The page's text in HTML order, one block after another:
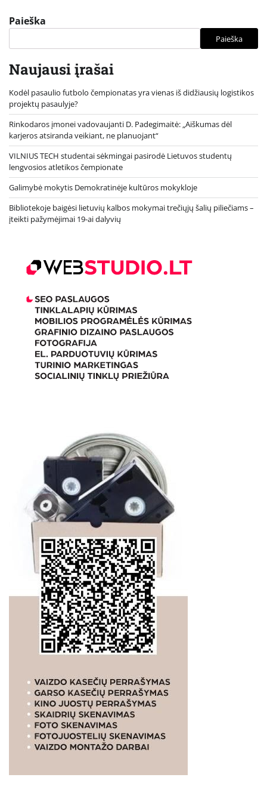
Paieška
Paieška
Naujausi įrašai
Kodėl pasaulio futbolo čempionatas yra vienas iš didžiausių logistikos
projektų pasaulyje?
Rinkodaros įmonei vadovaujanti D. Padegimaitė: „Aiškumas dėl
karjeros atsiranda veikiant, ne planuojant“
VILNIUS TECH studentai sėkmingai pasirodė Lietuvos studentų
lengvosios atletikos čempionate
Galimybė mokytis Demokratinėje kultūros mokykloje
Bibliotekoje baigėsi lietuvių kalbos mokymai trečiųjų šalių piliečiams –
įteikti pažymėjimai 19-ai dalyvių